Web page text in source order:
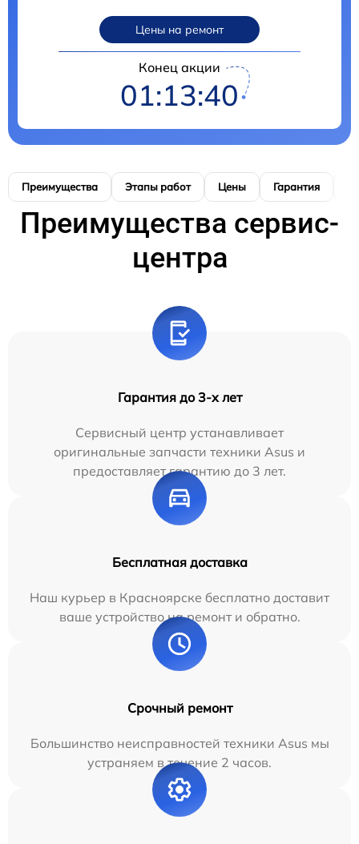
Цены на ремонт
Конец акции
01:13:39
Преимущества Этапы работ Цены Гарантия
Преимущества сервис-
центра
Гарантия до 3-х лет
Сервисный центр устанавливает
оригинальные запчасти техники Asus и
предоставляет гарантию до 3 лет.
Бесплатная доставка
Наш курьер в Красноярске бесплатно доставит
ваше устройство на ремонт и обратно.
Срочный ремонт
Большинство неисправностей техники Asus мы
устраняем в течение 2 часов.